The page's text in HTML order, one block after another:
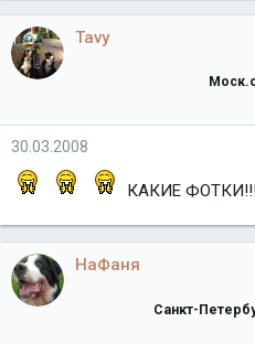
Tavy
30.03.2008
КАКИЕ
НаФаня
Санкт-